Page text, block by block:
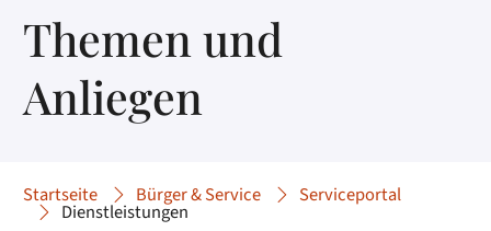
Themen und
Anliegen
Startseite Bürger & Service Serviceportal
Dienstleistungen